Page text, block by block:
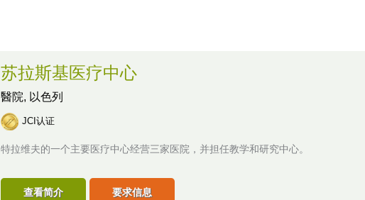
苏拉斯基医疗中心
醫院, 以色列
JCI认证
特拉维夫的一个主要医疗中心经营三家医院，并担任教学和研究中心。
查看简介 要求信息